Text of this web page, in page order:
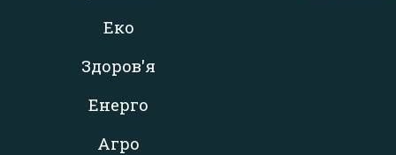
Еко
Здоров'я
Енерго
Агро